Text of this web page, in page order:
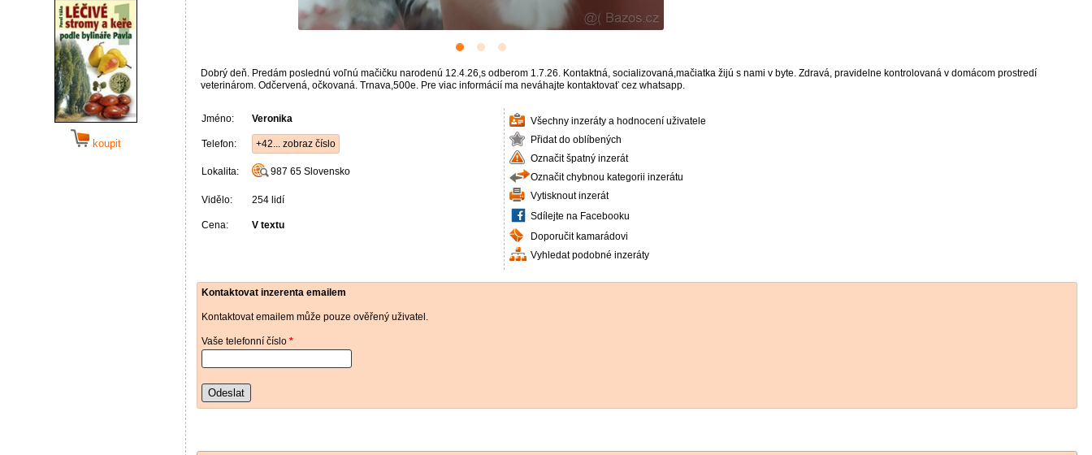
koupit
Dobrý deň. Predám poslednú voľnú mačičku narodenú 12.4.26,s odberom 1.7.26. Kontaktná, socializovaná,mačiatka žijú s nami v byte. Zdravá, pravidelne kontrolovaná v domácom prostredí
veterinárom. Odčervená, očkovaná. Trnava,500e. Pre viac informácií ma neváhajte kontaktovať cez whatsapp.
Jméno: Veronika
Telefon: +42... zobraz číslo
Lokalita: 987 65 Slovensko
Vidělo: 254 lidí
Cena: V textu
Všechny inzeráty a hodnocení uživatele
Přidat do oblíbených
Označit špatný inzerát
Označit chybnou kategorii inzerátu
Vytisknout inzerát
Sdílejte na Facebooku
Doporučit kamarádovi
Vyhledat podobné inzeráty
Kontaktovat inzerenta emailem
Kontaktovat emailem může pouze ověřený uživatel.
Vaše telefonní číslo *
Odeslat